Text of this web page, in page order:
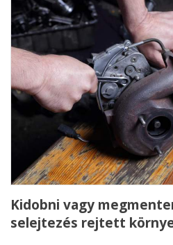
Kidobni vagy
selejtezés rejtett